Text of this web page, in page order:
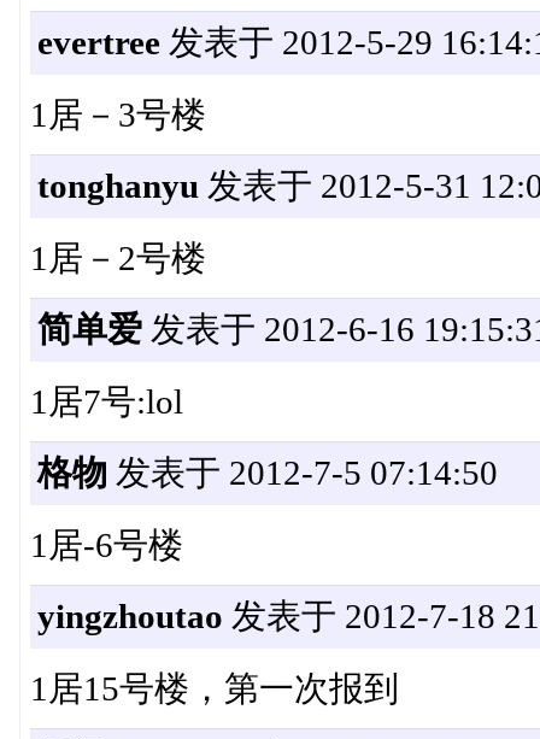
evertree发表于 2012-5-29
1居－3号楼
tonghanyu 发表于 2012-5-31
1居－2号楼
简单爱发表于 2012-6-16
1居7号:lol
格物 发表于 2012-7-5 07:14:50
1居-6号楼
yingzhoutao 发表于 2012-7-18
1居15号楼，第一次报到